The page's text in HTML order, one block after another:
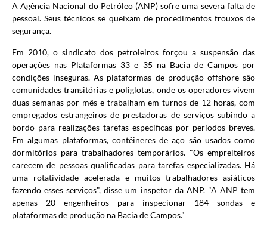
A Agência Nacional do Petróleo (ANP) sofre uma severa falta de
pessoal. Seus técnicos se queixam de procedimentos frouxos de
segurança.
Em 2010, o sindicato dos petroleiros forçou a suspensão das
operações nas Plataformas 33 e 35 na Bacia de Campos por
condições inseguras. As plataformas de produção offshore são
comunidades transitórias e poliglotas, onde os operadores vivem
duas semanas por mês e trabalham em turnos de 12 horas, com
empregados estrangeiros de prestadoras de serviços subindo a
bordo para realizações tarefas específicas por períodos breves.
Em algumas plataformas, contêineres de aço são usados como
dormitórios para trabalhadores temporários. "Os empreiteiros
carecem de pessoas qualificadas para tarefas especializadas. Há
uma rotatividade acelerada e muitos trabalhadores asiáticos
fazendo esses serviços", disse um inspetor da ANP. "A ANP tem
apenas 20 engenheiros para inspecionar 184 sondas e
plataformas de produção na Bacia de Campos."